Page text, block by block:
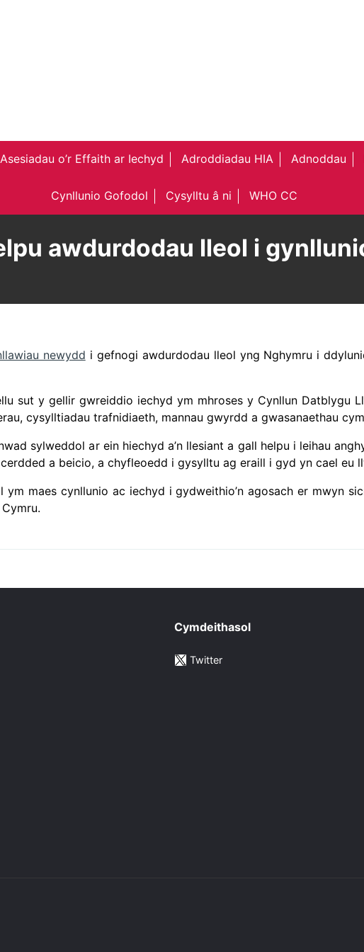
o’r Effaith ar Iechyd Adroddiadau HIA Adnoddau
Cynllunio Gofodol Cysylltu â ni WHO CC
awdurdodau lleol i
newydd i gefnogi awdurdodau lleol yng Nghymru i
sut y gellir gwreiddio iechyd ym mhroses y Cynllun Datblygu
cysylltiadau trafnidiaeth, mannau gwyrdd a gwasanaethau
sylweddol ar ein hiechyd a’n llesiant a gall helpu i leihau
a beicio, a chyfleoedd i gysylltu ag eraill i gyd yn cael eu
maes cynllunio ac iechyd i gydweithio’n agosach er mwyn
Cymdeithasol
Twitter